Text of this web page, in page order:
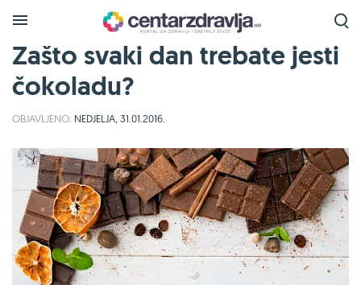
Zašto svaki dan trebate jesti
čokoladu?
OBJAVLJENO: NEDJELJA, 31.01.2016.